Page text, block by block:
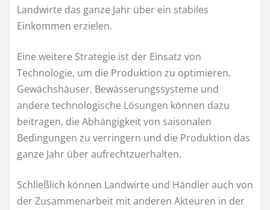
Landwirte das ganze Jahr über ein stabiles
Einkommen erzielen.
Eine weitere Strategie ist der Einsatz von
Technologie, um die Produktion zu optimieren.
Gewächshäuser, Bewässerungssysteme und
andere technologische Lösungen können dazu
beitragen, die Abhängigkeit von saisonalen
Bedingungen zu verringern und die Produktion das
ganze Jahr über aufrechtzuerhalten.
Schließlich können Landwirte und Händler auch von
der Zusammenarbeit mit anderen Akteuren in der